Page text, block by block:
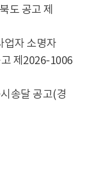
도 공고 제
업자 소명자
제2026-1006
송달 공고(경